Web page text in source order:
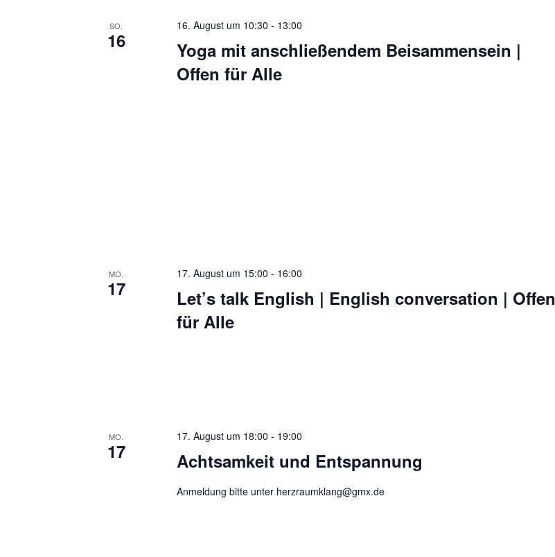
SO.
16
Yoga mit anschließendem Beisammensein |
Offen für Alle
16. August um 10:30 - 13:00
MO.
17
Let’s talk English | English conversation | Offen
für Alle
17. August um 15:00 - 16:00
MO.
17 Achtsamkeit und Entspannung
17. August um 18:00 - 19:00
Anmeldung bitte unter herzraumklang@gmx.de